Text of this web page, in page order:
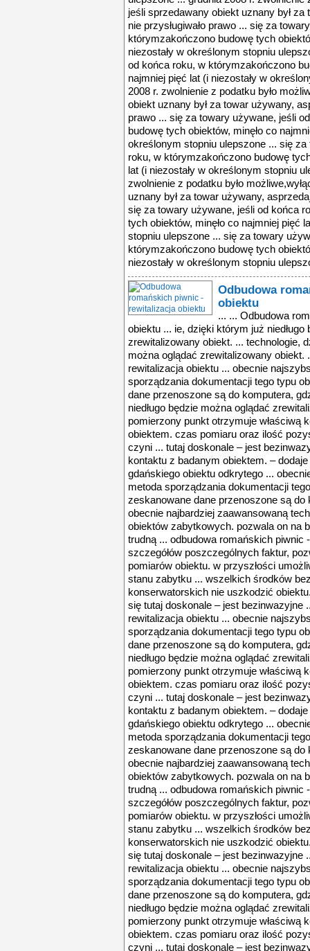
jeśli sprzedawany obiekt uznany był
nie przysługiwało prawo ... się za
którymzakończono budowę tych
niezostały w określonym stopniu
od końca roku, w którymzakończono
najmniej pięć lat (i niezostały w
2008 r. zwolnienie z podatku było
obiekt uznany był za towar używany,
prawo ... się za towary używane, jeśli
budowę tych obiektów, minęło co
określonym stopniu ulepszone ... się
roku, w którymzakończono budowę
lat (i niezostały w określonym stopniu
zwolnienie z podatku było
uznany był za towar używany,
się za towary używane, jeśli od końca
tych obiektów, minęło co najmniej pięć
stopniu ulepszone ... się za towary
którymzakończono budowę tych
niezostały w określonym stopniu
Odbudowa
obiektu
... ... Odbudowa romańskich piwnic - rewitalizacja obiektu ... ie, dzięki którym już niedługo będzie można oglądać zrewitalizowany obiekt. ... technologie, dzięki którym już niedługo będzie można oglądać zrewitalizowany obiekt. ... odbudowa romańskich piwnic - rewitalizacja obiektu ... obecnie najszybsza i najdokładniejsza metoda sporządzania dokumentacji tego typu obiektów. następnie zeskanowane dane przenoszone są do komputera, gdzie ... technologie, dzięki którym już niedługo będzie można oglądać zrewitalizowany obiekt. ... każdy pomierzony punkt otrzymuje właściwą kolorystykę zgodną z oryginalnym obiektem. czas pomiaru oraz ilość pozyskanych informacji przestrzennych czyni ... tutaj doskonale – jest bezinwazyjne, nie wymaga fizycznego kontaktu z badanym obiektem. – dodaje henryk paner. - w przypadku gdańskiego obiektu odkrytego ... obecnie najszybsza i najdokładniejsza metoda sporządzania dokumentacji tego typu obiektów. następnie zeskanowane dane przenoszone są do komputera, gdzie ... gdańsku jest obecnie najbardziej zaawansowaną technicznie metodą dokumentacji obiektów zabytkowych. pozwala on na bardzo dokładną inwentaryzacje trudną ... odbudowa romańskich piwnic - rewitalizacja obiektu ... szczegółów poszczególnych faktur, pozwala on na dokonywanie wszelkich pomiarów obiektu. w przyszłości umożliwia szczegółowe monitorowanie stanu zabytku ... wszelkich środków bezpieczeństwa, aby podczas prac konserwatorskich nie uszkodzić obiektu. skanowanie laserowe sprawdza się tutaj doskonale – jest bezinwazyjne ... odbudowa romańskich piwnic - rewitalizacja obiektu ... obecnie najszybsza i najdokładniejsza metoda sporządzania dokumentacji tego typu obiektów. następnie zeskanowane dane przenoszone są do komputera, gdzie ... technologie, dzięki którym już niedługo będzie można oglądać zrewitalizowany obiekt. ... każdy pomierzony punkt otrzymuje właściwą kolorystykę zgodną z oryginalnym obiektem. czas pomiaru oraz ilość pozyskanych informacji przestrzennych czyni ... tutaj doskonale – jest bezinwazyjne, nie wymaga fizycznego kontaktu z badanym obiektem. – dodaje henryk paner. - w przypadku gdańskiego obiektu odkrytego ... obecnie najszybsza i najdokładniejsza metoda sporządzania dokumentacji tego typu obiektów. następnie zeskanowane dane przenoszone są do komputera, gdzie ... gdańsku jest obecnie najbardziej zaawansowaną technicznie metodą dokumentacji obiektów zabytkowych. pozwala on na bardzo dokładną inwentaryzacje trudną ... odbudowa romańskich piwnic - rewitalizacja obiektu ... szczegółów poszczególnych faktur, pozwala on na dokonywanie wszelkich pomiarów obiektu. w przyszłości umożliwia szczegółowe monitorowanie stanu zabytku ... wszelkich środków bezpieczeństwa, aby podczas prac konserwatorskich nie uszkodzić obiektu. skanowanie laserowe sprawdza się tutaj doskonale – jest bezinwazyjne ... odbudowa romańskich piwnic - rewitalizacja obiektu ... obecnie najszybsza i najdokładniejsza metoda sporządzania dokumentacji tego typu obiektów. następnie zeskanowane dane przenoszone są do komputera, gdzie ... technologie, dzięki którym już niedługo będzie można oglądać zrewitalizowany obiekt. ... każdy pomierzony punkt otrzymuje właściwą kolorystykę zgodną z oryginalnym obiektem. czas pomiaru oraz ilość pozyskanych informacji przestrzennych czyni ... tutaj doskonale – jest bezinwazyjne, nie wymaga fizycznego kontaktu z badanym obiektem. – dodaje henryk paner. - w przypadku gdańskiego obiektu odkrytego ... obecnie najszybsza i najdokładniejsza metoda sporządzania dokumentacji tego typu obiektów. następnie zeskanowane dane przenoszone są do komputera, gdzie ... gdańsku jest obecnie najbardziej zaawansowaną technicznie metodą dokumentacji obiektów zabytkowych. pozwala on na bardzo dokładną inwentaryzacje trudną ... odbudowa romańskich piwnic - rewitalizacja obiektu ... szczegółów poszczególnych faktur, pozwala on na dokonywanie wszelkich pomiarów obiektu. w przyszłości umożliwia szczegółowe